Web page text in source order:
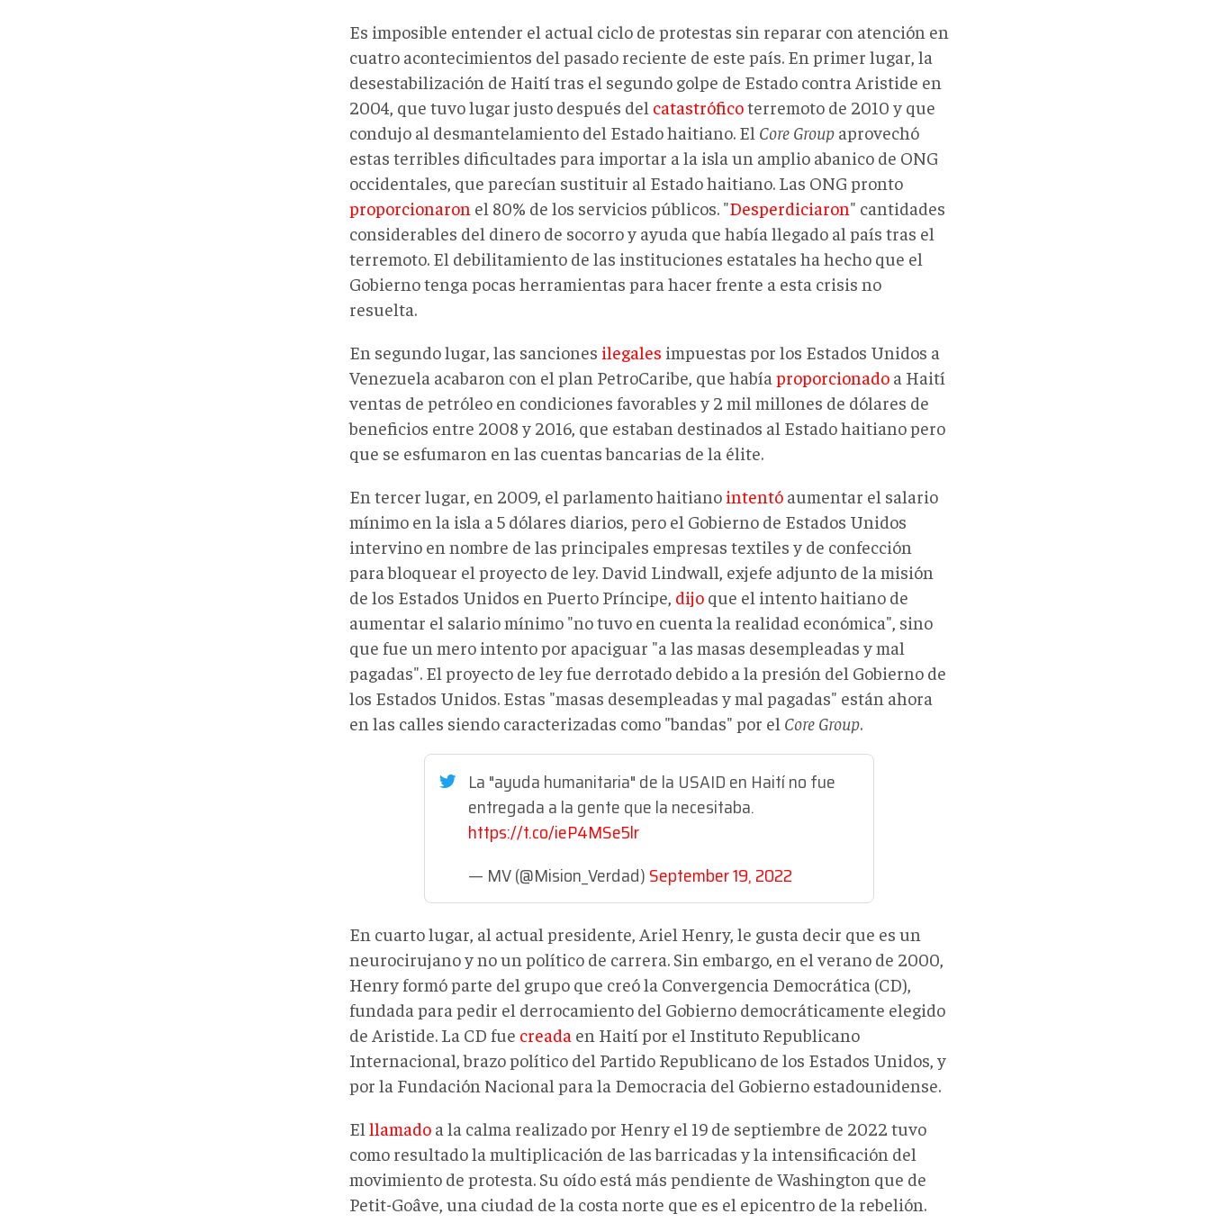
Es imposible entender el actual ciclo de protestas sin reparar con atención en
cuatro acontecimientos del pasado reciente de este país. En primer lugar, la
desestabilización de Haití tras el segundo golpe de Estado contra Aristide en
2004, que tuvo lugar justo después del catastróficoterremoto de 2010 y que
condujo al desmantelamiento del Estado haitiano. El Core Group aprovechó
estas terribles dificultades para importar a la isla un amplio abanico de ONG
occidentales, que parecían sustituir al Estado haitiano. Las ONG pronto
proporcionaron el 80% de los servicios públicos. "Desperdiciaron" cantidades
considerables del dinero de socorro y ayuda que había llegado al país tras el
terremoto. El debilitamiento de las instituciones estatales ha hecho que el
Gobierno tenga pocas herramientas para hacer frente a esta crisis no
resuelta.
En segundo lugar, las sanciones ilegales impuestas por los Estados Unidos a
Venezuela acabaron con el plan PetroCaribe, que había proporcionado a Haití
ventas de petróleo en condiciones favorables y 2 mil millones de dólares de
beneficios entre 2008 y 2016, que estaban destinados al Estado haitiano pero
que se esfumaron en las cuentas bancarias de la élite.
En tercer lugar, en 2009, el parlamento haitiano intentó aumentar el salario
mínimo en la isla a 5 dólares diarios, pero el Gobierno de Estados Unidos
intervino en nombre de las principales empresas textiles y de confección
para bloquear el proyecto de ley. David Lindwall, exjefe adjunto de la misión
de los Estados Unidos en Puerto Príncipe, dijo que el intento haitiano de
aumentar el salario mínimo "no tuvo en cuenta la realidad económica", sino
que fue un mero intento por apaciguar "a las masas desempleadas y mal
pagadas". El proyecto de ley fue derrotado debido a la presión del Gobierno de
los Estados Unidos. Estas "masas desempleadas y mal pagadas" están ahora
en las calles siendo caracterizadas como "bandas" por el Core Group.
La "ayuda humanitaria" de la USAID en Haití no fue
entregada a la gente que la necesitaba.
https://t.co/ieP4MSe5lr
— MV (@Mision_Verdad)September 19, 2022
En cuarto lugar, al actual presidente, Ariel Henry, le gusta decir que es un
neurocirujano y no un político de carrera. Sin embargo, en el verano de 2000,
Henry formó parte del grupo que creó la Convergencia Democrática (CD),
fundada para pedir el derrocamiento del Gobierno democráticamente elegido
de Aristide. La CD fue creada en Haití por el Instituto Republicano
Internacional, brazo político del Partido Republicano de los Estados Unidos, y
por la Fundación Nacional para la Democracia del Gobierno estadounidense.
El llamado a la calma realizado por Henry el 19 de septiembre de 2022 tuvo
como resultado la multiplicación de las barricadas y la intensificación del
movimiento de protesta. Su oído está más pendiente de Washington que de
Petit-Goâve, una ciudad de la costa norte que es el epicentro de la rebelión.